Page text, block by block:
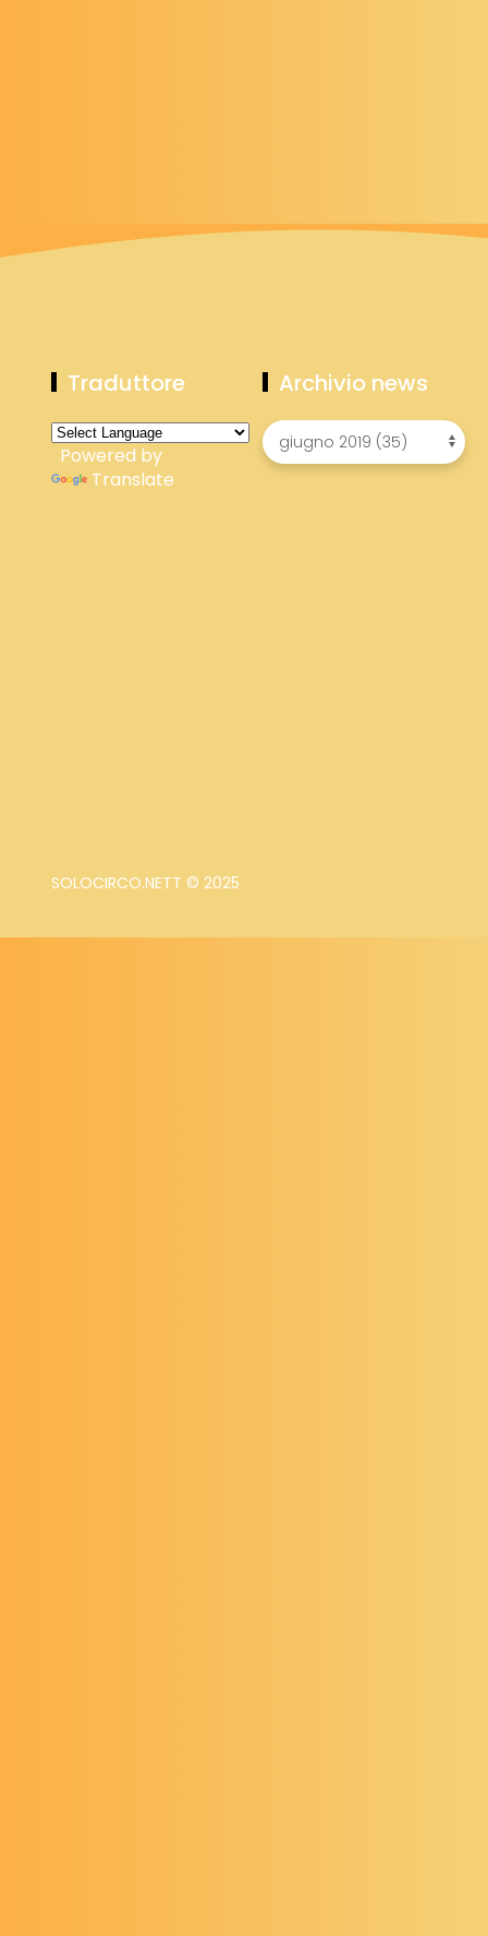
Traduttore
Powered by
Translate
Archivio news
SOLOCIRCO.NETT © 2025